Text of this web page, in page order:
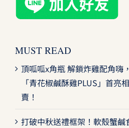
MUST READ
頂呱呱x角瓶 解鎖炸雞配角嗨
「青花椒鹹酥雞PLUS」首亮
賣！
打破中秋送禮框架！軟殼蟹鹹